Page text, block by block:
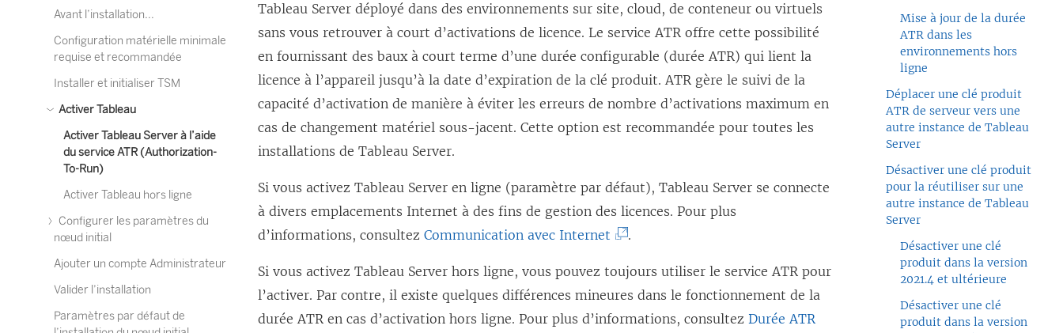
Avant l’installation...
Configuration matérielle minimale
requise et recommandée
Installer et initialiser TSM
Activer Tableau
Activer Tableau Server à l’aide
du service ATR (Authorization-
To-Run)
Activer Tableau hors ligne
Configurer les paramètres du
nœud initial
Ajouter un compte Administrateur
Valider l’installation
Paramètres par défaut de
Tableau Server déployé dans des environnements sur site, cloud, de conteneur ou virtuels
sans vous retrouver à court d’activations de licence. Le service ATR offre cette possibilité
en fournissant des baux à court terme d’une durée configurable (durée ATR) qui lient la
licence à l’appareil jusqu’à la date d’expiration de la clé produit. ATR gère le suivi de la
capacité d’activation de manière à éviter les erreurs de nombre d’activations maximum en
cas de changement matériel sous-jacent. Cette option est recommandée pour toutes les
installations de Tableau Server.
Si vous activez Tableau Server en ligne (paramètre par défaut), Tableau Server se connecte
à divers emplacements Internet à des fins de gestion des licences. Pour plus
d’informations, consultezCommunication avec Internet (
.
Si vous activez Tableau Server hors ligne, vous pouvez toujours utiliser le service ATR pour
l’activer. Par contre, il existe quelques différences mineures dans le fonctionnement de la
durée ATR en cas d’activation hors ligne. Pour plus d’informations, consultezDurée ATR
Mise à jour de la durée
ATR dans les
environnements hors
ligne
Déplacer une clé produit
ATR de serveur vers une
autre instance de Tableau
Server
Désactiver une clé produit
pour la réutiliser sur une
autre instance de Tableau
Server
Désactiver une clé
produit dans la version
2021.4 et ultérieure
Désactiver une clé
produit dans la version